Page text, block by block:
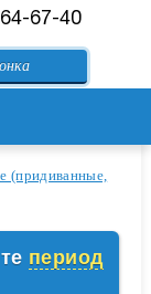
67-40
(придиванные,
период